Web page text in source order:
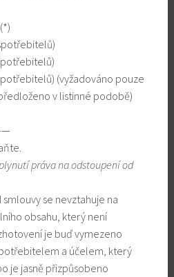
(vyžadováno pouze
v listinné podobě)
práva na odstoupení od
se nevztahuje na
obsahu, který není
je buď vymezeno
a účelem, který
je jasně přizpůsobeno